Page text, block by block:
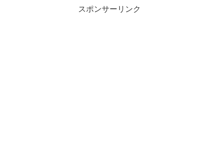
スポンサーリンク